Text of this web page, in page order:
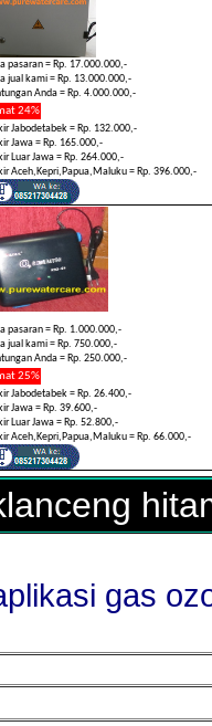
pasaran = Rp. 17.000.000,-
jual kami = Rp. 13.000.000,-
Anda = Rp. 4.000.000,-
24%
Jabodetabek = Rp. 132.000,-
Jawa = Rp. 165.000,-
Luar Jawa = Rp. 264.000,-
Aceh,Kepri,Papua,Maluku = Rp. 396.000,-
pasaran = Rp. 1.000.000,-
jual kami = Rp. 750.000,-
Anda = Rp. 250.000,-
25%
Jabodetabek = Rp. 26.400,-
Jawa = Rp. 39.600,-
Luar Jawa = Rp. 52.800,-
Aceh,Kepri,Papua,Maluku = Rp. 66.000,-
gas